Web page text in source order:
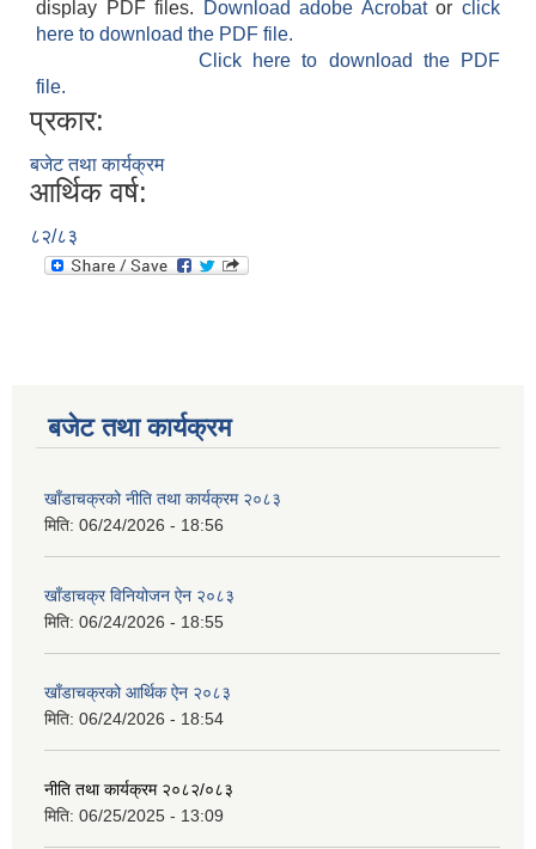
display PDF files.
Download adobe Acrobatorclick
here to download the PDF file.
Click here to download the PDF
file.
प्रकार:
बजेट तथा कार्यक्रम
आर्थिक वर्ष:
८२/८३
बजेट तथा कार्यक्रम
खाँडाचक्रको नीति तथा कार्यक्रम २०८३
मिति: 06/24/2026 - 18:56
खाँडाचक्र विनियोजन ऐन २०८३
मिति: 06/24/2026 - 18:55
खाँडाचक्रको आर्थिक ऐन २०८३
मिति: 06/24/2026 - 18:54
नीति तथा कार्यक्रम २०८२/०८३
मिति: 06/25/2025 - 13:09